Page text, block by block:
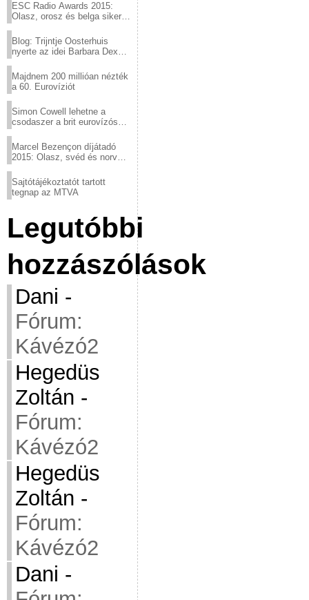
ESC Radio Awards 2015:
Olasz, orosz és belga siker,
Blog: Trijntje Oosterhuis
nyerte az idei Barbara Dex
Majdnem 200 millióan nézték
a 60. Eurovíziót
Simon Cowell lehetne a
csodaszer a brit eurovízós
Marcel Bezençon díjátadó
2015: Olasz, svéd és norvég
Sajtótájékoztatót tartott
tegnap az MTVA
Legutóbbi
hozzászólások
Dani -
Fórum:
Kávézó2
Hegedüs
Zoltán -
Fórum:
Kávézó2
Hegedüs
Zoltán -
Fórum:
Kávézó2
Dani -